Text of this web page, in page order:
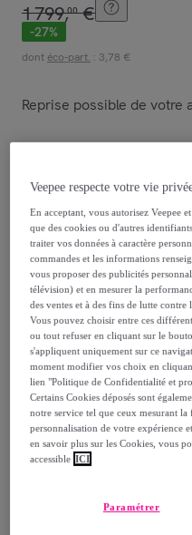
1799,00 €
-27%
dont éco-part. : 3,78 €
Reprise possible de votre
Vendu par GROUPE LEBRUN
Livraison
Livraison offerte par la
Livraison estimée: entre
Comment ça marche ?
Veepee respecte votre vie
En acceptant, vous autorisez Veepee
que des cookies ou d'autres
traiter vos données à caractère
commandes et les informations
vous proposer des publicités
télévision) et en mesurer la
des ventes et à des fins de lutte contre
Vous pouvez choisir entre ces
ou tout refuser en cliquant sur le
s'appliquent uniquement sur ce
moment modifier vos choix en
lien "Politique de Confidentialité et
Certains Cookies déposés sont
notre service tel que ceux mesurant
personnalisation de votre expérience
en savoir plus sur les Cookies, vous
accessible ICI
Paramétrer